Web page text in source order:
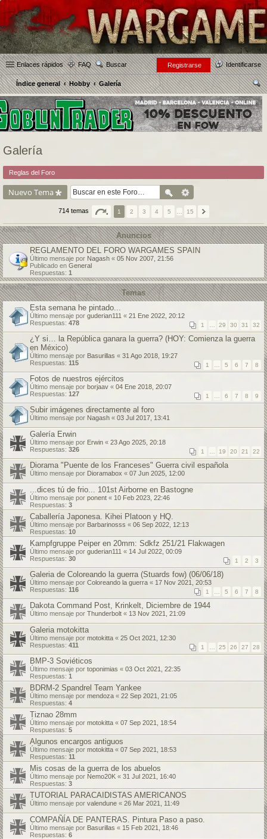
Enlaces rápidos FAQ Buscar Identificarse
Registrarse
Índice general Hobby
Galería
us
car
Galería
Reglas del Foro
Nuevo Tema
714 temas 1 2 3 4 5 15
Anuncios
REGLAMENTO DEL FORO WARGAMES SPAIN
Último mensaje por Nagash « 05 Nov 2007, 21:56
Publicado en General
Respuestas: 1
Temas
Esta semana he pintado...
Último mensaje por guderian111 « 21 Ene 2022, 20:12
Respuestas: 478 1 29 30 31 32
¿Y si… la República ganara la guerra? (HOY: Comienza la guerra
en México)
Último mensaje por Basurillas « 31 Ago 2018, 19:27
Respuestas: 115 1 5 6 7 8
Fotos de nuestros ejércitos
Último mensaje por borjaav « 04 Ene 2018, 20:07
Respuestas: 127 1 6 7 8 9
Subir imágenes directamente al foro
Último mensaje por Nagash « 03 Jul 2017, 13:41
Galería Erwin
Último mensaje por Erwin « 23 Ago 2025, 20:18
Respuestas: 326 1 19 20 21 22
Diorama "Puente de los Franceses" Guerra civil española
Último mensaje por Dioramabox « 07 Jun 2025, 12:00
...dices tú de frio... 101st Airborne en Bastogne
Último mensaje por ponent « 10 Feb 2023, 22:46
Respuestas: 3
Caballería Japonesa. Kihei Platoon y HQ.
Último mensaje por Barbarinosss « 06 Sep 2022, 12:13
Respuestas: 10
Kampfgruppe Peiper en 20mm: Sdkfz 251/21 Flakwagen
Último mensaje por guderian111 « 14 Jul 2022, 00:09
Respuestas: 30 1 2 3
Galeria de Coloreando la guerra (Stuards fow) (06/06/18)
Último mensaje por Coloreando la guerra « 17 Nov 2021, 20:53
Respuestas: 116 1 5 6 7 8
Dakota Command Post, Krinkelt, Diciembre de 1944
Último mensaje por Thunderbolt « 13 Nov 2021, 21:09
Galeria motokitta
Último mensaje por motokitta « 25 Oct 2021, 12:30
Respuestas: 411 1 25 26 27 28
BMP-3 Soviéticos
Último mensaje por toponimias « 03 Oct 2021, 22:35
Respuestas: 1
BDRM-2 Spandrel Team Yankee
Último mensaje por mendoza « 22 Sep 2021, 21:05
Respuestas: 4
Tiznao 28mm
Último mensaje por motokitta « 07 Sep 2021, 18:54
Respuestas: 5
Algunos encargos antiguos
Último mensaje por motokitta « 07 Sep 2021, 18:53
Respuestas: 11
Mis cosas de la guerra de los abuelos
Último mensaje por Nemo20K « 31 Jul 2021, 16:40
Respuestas: 3
TUTORIAL PARACAIDISTAS AMERICANOS
Último mensaje por valendune « 26 Mar 2021, 11:49
COMPAÑÍA DE PANTERAS. Pintura Paso a paso.
Último mensaje por Basurillas « 15 Feb 2021, 18:46
Respuestas: 6